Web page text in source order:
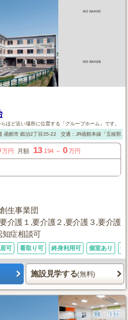
ほど近い場所に位置する「グループホーム」です。
函館市鍛治2丁目35-22 交通：JR函館本線「五稜郭
万円 月額 13.194 ～ 0万円
生事業団
介護１,要介護２,要介護３,要介護
知症相談可
可 看取り可 終身利用可 個室あり 体
施設見学する(無料)